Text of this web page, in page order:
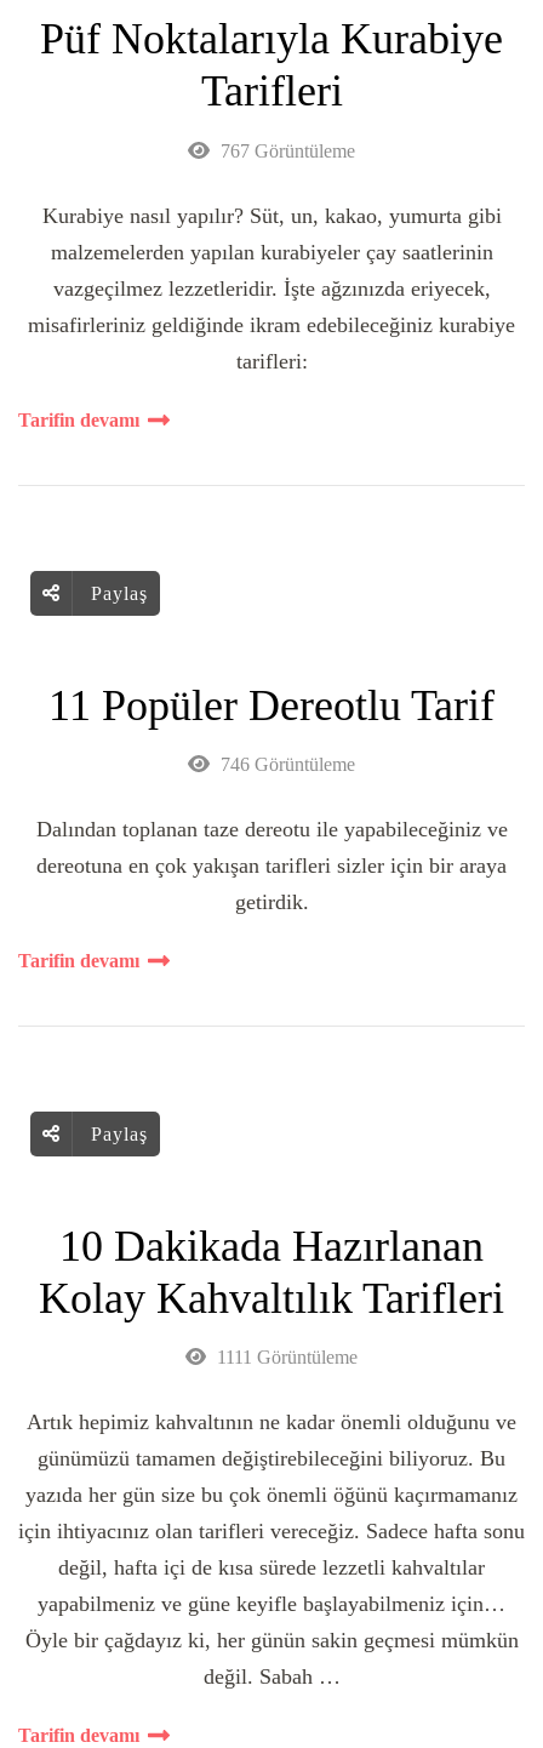
Püf Noktalarıyla Kurabiye
Tarifleri
767 Görüntüleme
Kurabiye nasıl yapılır? Süt, un, kakao, yumurta gibi
malzemelerden yapılan kurabiyeler çay saatlerinin
vazgeçilmez lezzetleridir. İşte ağzınızda eriyecek,
misafirleriniz geldiğinde ikram edebileceğiniz kurabiye
tarifleri:
Tarifin devamı
Paylaş
11 Popüler Dereotlu Tarif
746 Görüntüleme
Dalından toplanan taze dereotu ile yapabileceğiniz ve
dereotuna en çok yakışan tarifleri sizler için bir araya
getirdik.
Tarifin devamı
Paylaş
10 Dakikada Hazırlanan
Kolay Kahvaltılık Tarifleri
1111 Görüntüleme
Artık hepimiz kahvaltının ne kadar önemli olduğunu ve
günümüzü tamamen değiştirebileceğini biliyoruz. Bu
yazıda her gün size bu çok önemli öğünü kaçırmamanız
için ihtiyacınız olan tarifleri vereceğiz. Sadece hafta sonu
değil, hafta içi de kısa sürede lezzetli kahvaltılar
yapabilmeniz ve güne keyifle başlayabilmeniz için…
Öyle bir çağdayız ki, her günün sakin geçmesi mümkün
değil. Sabah …
Tarifin devamı